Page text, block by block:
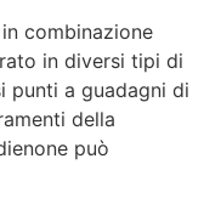
combinazione
in diversi tipi di
punti a guadagni di
della
può